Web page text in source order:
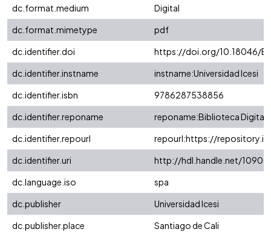
dc.format.medium
Digital
dc.format.mimetype
pdf
dc.identifier.doi
https://doi.org/10.18046/
dc.identifier.instname
instname:Universidad Icesi
dc.identifier.isbn
9786287538856
dc.identifier.reponame
reponame:Biblioteca Digital
dc.identifier.repourl
repourl:https://
dc.identifier.uri
http://hdl.handle.net/
dc.language.iso
spa
dc.publisher
Universidad Icesi
dc.publisher.place
Santiago de Cali